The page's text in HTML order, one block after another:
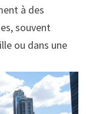
à des
souvent
ou dans une